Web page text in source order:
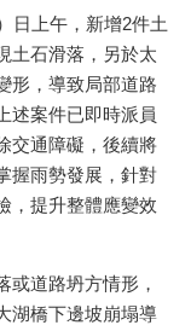
日上午，新增2件土
土石滑落，另於太
形，導致局部道路
述案件已即時派員
交通障礙，後續將
握雨勢發展，針對
，提升整體應變效
或道路坍方情形，
湖橋下邊坡崩塌導